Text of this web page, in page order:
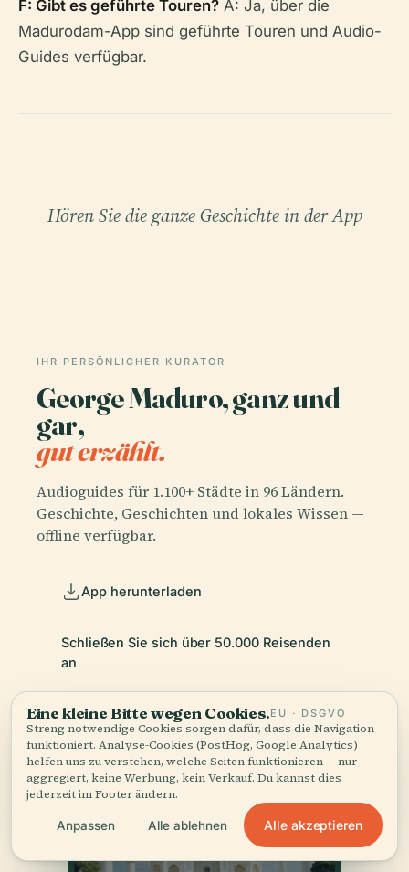
F: Gibt es geführte Touren? A: Ja, über die
Madurodam-App sind geführte Touren und Audio-
Guides verfügbar.
Hören Sie die ganze Geschichte in der App
IHR PERSÖNLICHER KURATOR
George Maduro, ganz und
gar,
gut erzählt.
Audioguides für 1.100+ Städte in 96 Ländern.
Geschichte, Geschichten und lokales Wissen —
offline verfügbar.
App herunterladen
Schließen Sie sich über 50.000 Reisenden
an
Eine kleine Bitte wegen Cookies.EU · DSGVO
Streng notwendige Cookies sorgen dafür, dass die Navigation
funktioniert. Analyse-Cookies (PostHog, Google Analytics)
helfen uns zu verstehen, welche Seiten funktionieren — nur
aggregiert, keine Werbung, kein Verkauf. Du kannst dies
jederzeit im Footer ändern.
Anpassen Alle ablehnen Alle akzeptieren